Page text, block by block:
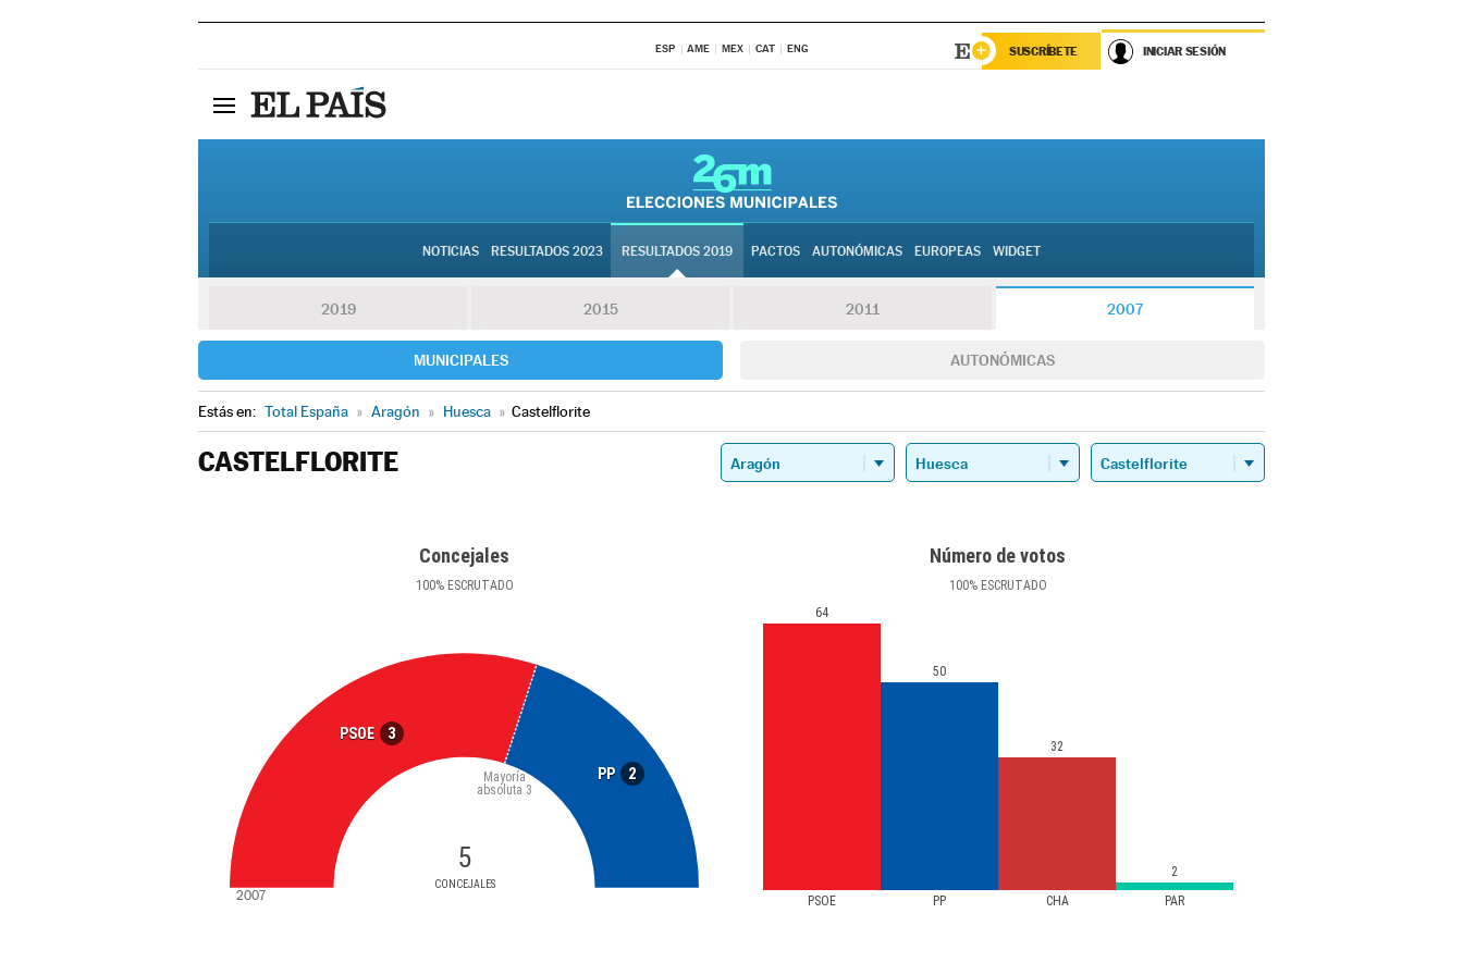
ESP AME MEX CAT ENG SUSCRÍBETE INICIAR SESIÓN
NOTICIAS RESULTADOS 2023 RESULTADOS 2019 PACTOS AUTONÓMICAS EUROPEAS WIDGET
2019 2015 2011 2007
MUNICIPALES AUTONÓMICAS
Estás en: Total España » Aragón » Huesca » Castelflorite
CASTELFLORITE
Concejales
100%ESCRUTADO
PSOE 3
PP 2
5
CONCEJALES
Mayoría
absoluta 3
2007
Número de votos
100%ESCRUTADO
PSOE PP CHA PAR
64
50
32
2